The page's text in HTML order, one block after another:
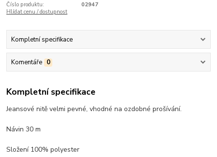
Číslo produktu:
02947
Hlídat cenu / dostupnost
Kompletní specifikace
Komentáře 0
Kompletní specifikace
Jeansové nitě velmi pevné, vhodné na ozdobné prošívání.
Návin 30 m
Složení 100% polyester